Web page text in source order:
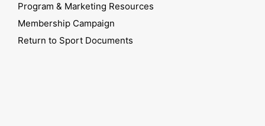
Program & Marketing Resources
Membership Campaign
Return to Sport Documents